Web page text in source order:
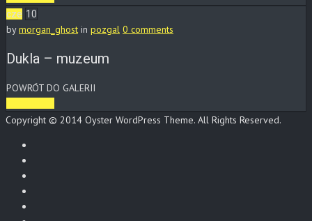
cze 10
bymorgan_ghost in pozgal 0 comments
Dukla – muzeum
POWRÓT DO GALERII
Copyright © 2014 Oyster WordPress Theme. All Rights Reserved.